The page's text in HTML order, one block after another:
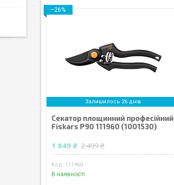
–26%
Залишилось 26 днів
Секатор площинний професійний
Fiskars P90 111960 (1001530)
1 849 ₴ 2 499 ₴
111960
В наявності